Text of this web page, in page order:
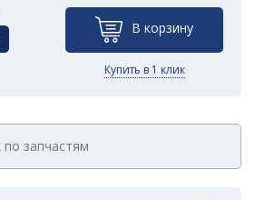
В корзину
Купить в 1 клик